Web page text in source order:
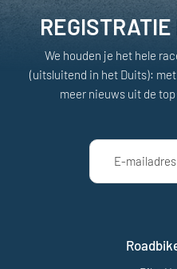
We houden je het hele
(uitsluitend in het Duits):
meer nieuws uit de
E-mailadres